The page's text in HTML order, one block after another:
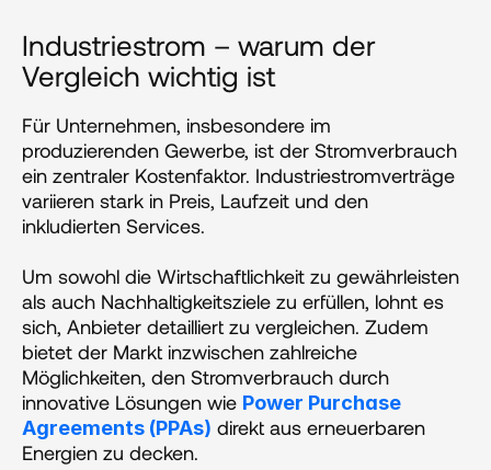
Industriestrom – warum der
Vergleich wichtig ist
Für Unternehmen, insbesondere im
produzierenden Gewerbe, ist der Stromverbrauch
ein zentraler Kostenfaktor. Industriestromverträge
variieren stark in Preis, Laufzeit und den
inkludierten Services.
Um sowohl die Wirtschaftlichkeit zu gewährleisten
als auch Nachhaltigkeitsziele zu erfüllen, lohnt es
sich, Anbieter detailliert zu vergleichen. Zudem
bietet der Markt inzwischen zahlreiche
Möglichkeiten, den Stromverbrauch durch
innovative Lösungen wie Power Purchase
Agreements (PPAs) direkt aus erneuerbaren
Energien zu decken​​.